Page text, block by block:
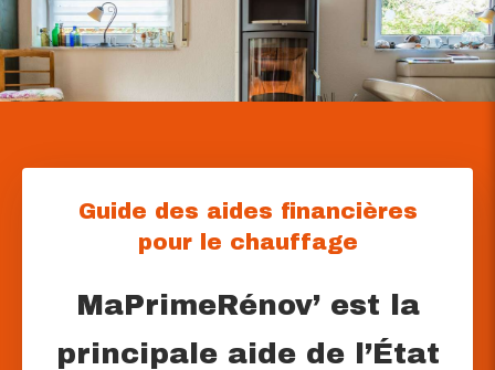
Guide des aides financières
pour le chauffage
MaPrimeRénov’ est la
principale aide de l’État